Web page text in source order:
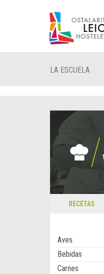
LA ESCUELA
RECETAS
Aves
Bebidas
Carnes